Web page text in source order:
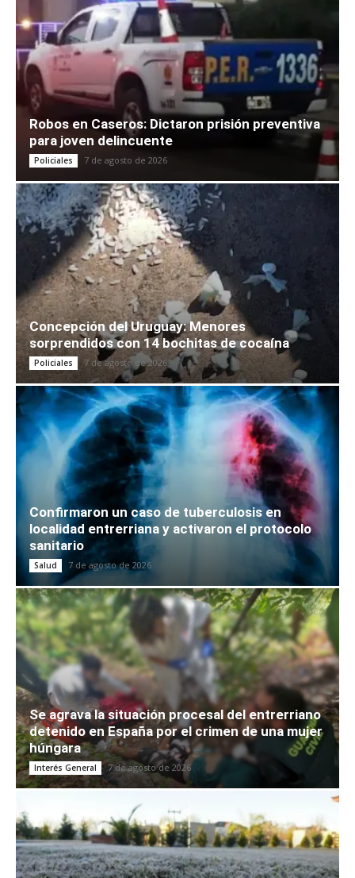
Robos en Caseros: Dictaron prisión preventiva
para joven delincuente
Policiales 7 de agosto de 2026
Concepción del Uruguay: Menores
sorprendidos con 14 bochitas de cocaína
Policiales 7 de agosto de 2026
Confirmaron un caso de tuberculosis en
localidad entrerriana y activaron el protocolo
sanitario
Salud 7 de agosto de 2026
Se agrava la situación procesal del entrerriano
detenido en España por el crimen de una mujer
húngara
Interés General 7 de agosto de 2026